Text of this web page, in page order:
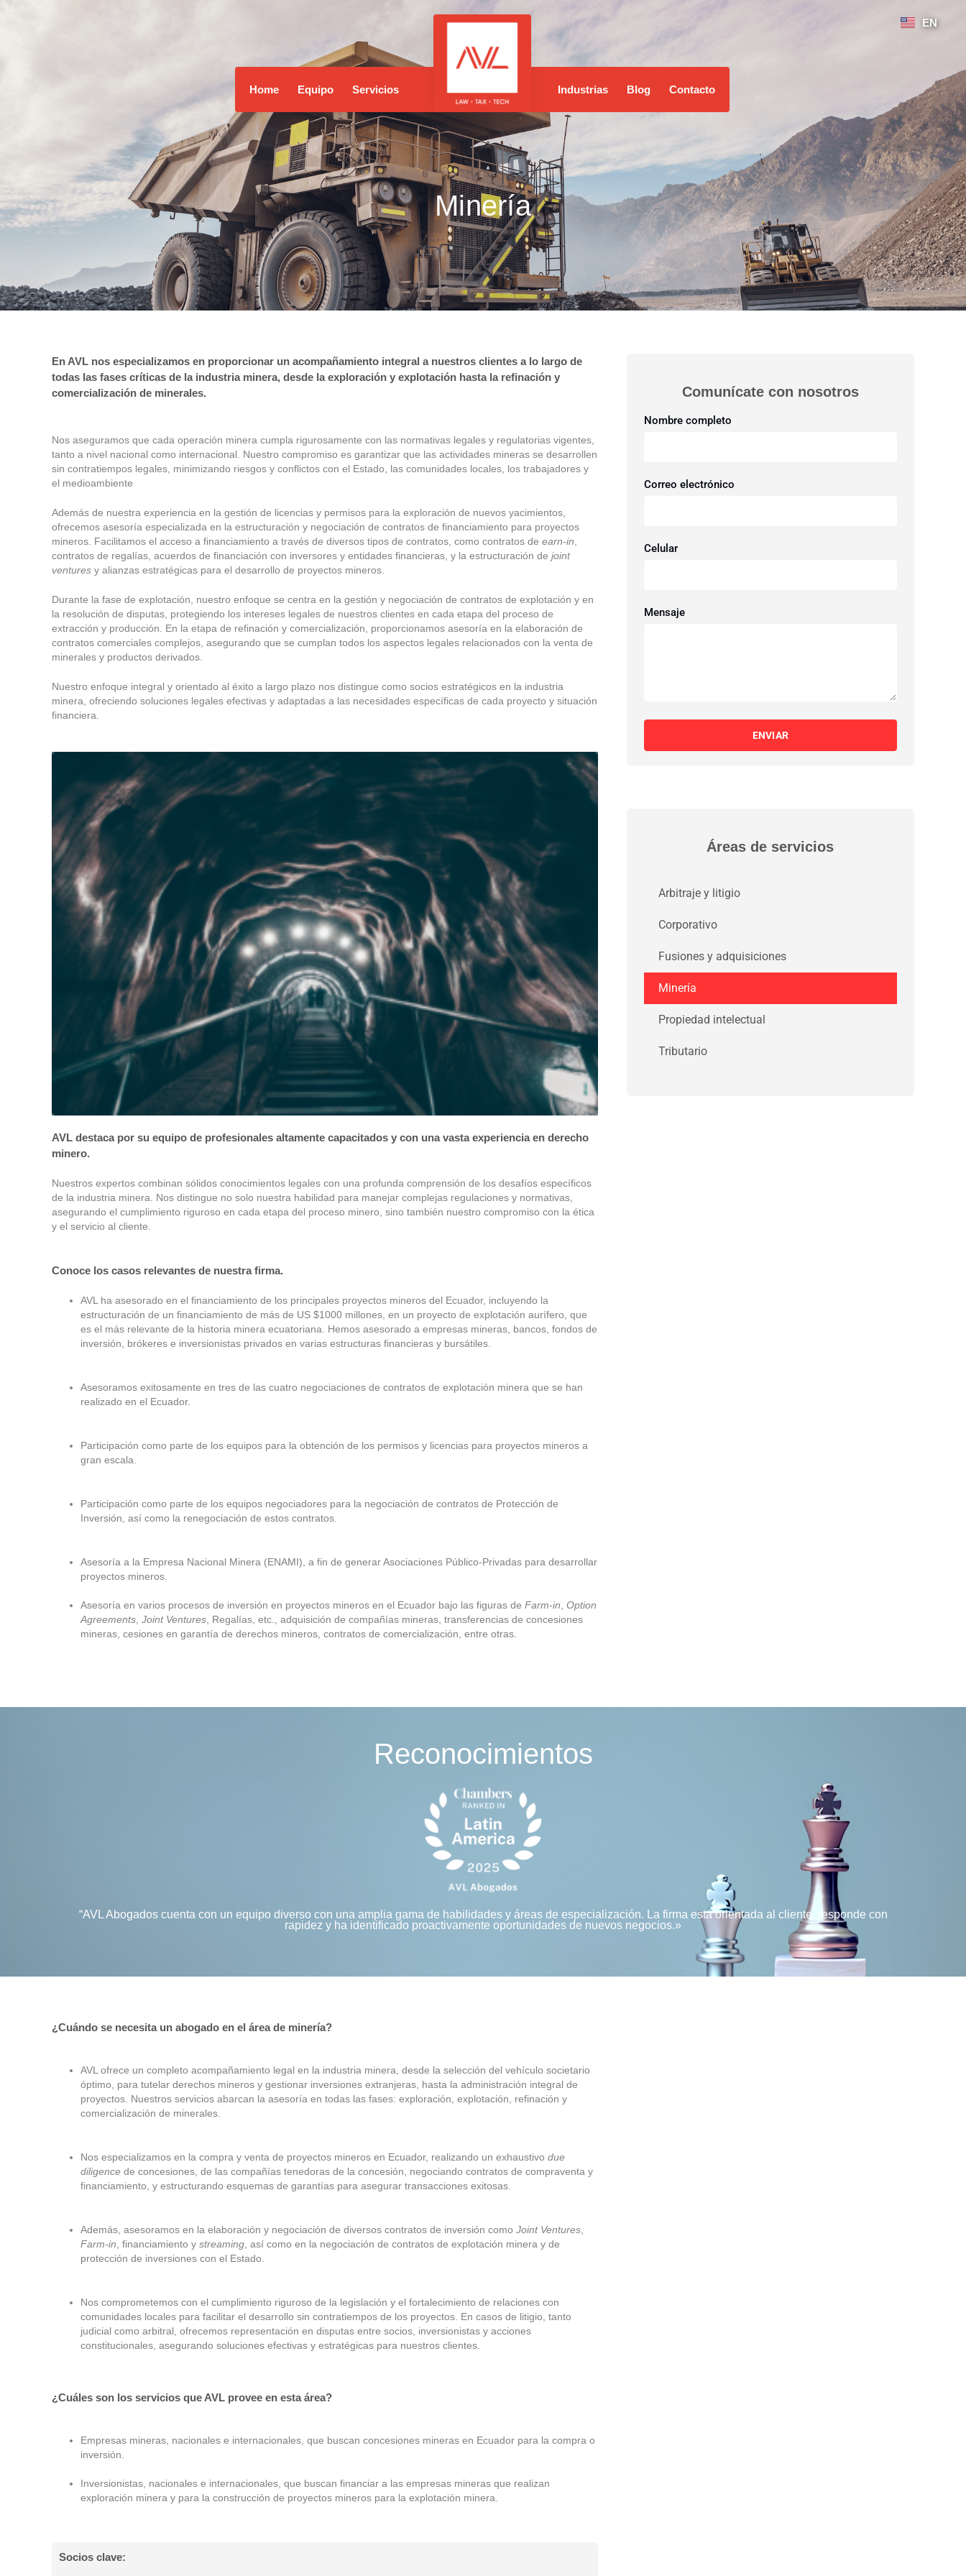
EN
Home Equipo Servicios Industrias Blog Contacto
Minería
En AVL nos especializamos en proporcionar un acompañamiento integral a nuestros clientes a lo largo de
todas las fases críticas de la industria minera, desde la exploración y explotación hasta la refinación y
comercialización de minerales.
Nos aseguramos que cada operación minera cumpla rigurosamente con las normativas legales y regulatorias vigentes,
tanto a nivel nacional como internacional. Nuestro compromiso es garantizar que las actividades mineras se desarrollen
sin contratiempos legales, minimizando riesgos y conflictos con el Estado, las comunidades locales, los trabajadores y
el medioambiente
Además de nuestra experiencia en la gestión de licencias y permisos para la exploración de nuevos yacimientos,
ofrecemos asesoría especializada en la estructuración y negociación de contratos de financiamiento para proyectos
mineros. Facilitamos el acceso a financiamiento a través de diversos tipos de contratos, como contratos de earn-in
contratos de regalías, acuerdos de financiación con inversores y entidades financieras, y la estructuración de joint
ventures y alianzas estratégicas para el desarrollo de proyectos mineros.
Durante la fase de explotación, nuestro enfoque se centra en la gestión y negociación de contratos de explotación y en
la resolución de disputas, protegiendo los intereses legales de nuestros clientes en cada etapa del proceso de
extracción y producción. En la etapa de refinación y comercialización, proporcionamos asesoría en la elaboración de
contratos comerciales complejos, asegurando que se cumplan todos los aspectos legales relacionados con la venta de
minerales y productos derivados.
Nuestro enfoque integral y orientado al éxito a largo plazo nos distingue como socios estratégicos en la industria
minera, ofreciendo soluciones legales efectivas y adaptadas a las necesidades específicas de cada proyecto y situación
financiera.
AVL destaca por su equipo de profesionales altamente capacitados y con una vasta experiencia en derecho
minero.
Nuestros expertos combinan sólidos conocimientos legales con una profunda comprensión de los desafíos específicos
de la industria minera. Nos distingue no solo nuestra habilidad para manejar complejas regulaciones y normativas,
asegurando el cumplimiento riguroso en cada etapa del proceso minero, sino también nuestro compromiso con la ética
y el servicio al cliente.
Conoce los casos relevantes de nuestra firma.
AVL ha asesorado en el financiamiento de los principales proyectos mineros del Ecuador, incluyendo la
estructuración de un financiamiento de más de US $1000 millones, en un proyecto de explotación aurífero, que
es el más relevante de la historia minera ecuatoriana. Hemos asesorado a empresas mineras, bancos, fondos de
inversión, brókeres e inversionistas privados en varias estructuras financieras y bursátiles.
Asesoramos exitosamente en tres de las cuatro negociaciones de contratos de explotación minera que se han
realizado en el Ecuador.
Participación como parte de los equipos para la obtención de los permisos y licencias para proyectos mineros a
gran escala.
Participación como parte de los equipos negociadores para la negociación de contratos de Protección de
Inversión, así como la renegociación de estos contratos.
Asesoría a la Empresa Nacional Minera (ENAMI), a fin de generar Asociaciones Público-Privadas para desarrollar
proyectos mineros.
Asesoría en varios procesos de inversión en proyectos mineros en el Ecuador bajo las figuras de Farm-in, Option
Agreements, Joint Ventures, Regalías, etc., adquisición de compañías mineras, transferencias de concesiones
mineras, cesiones en garantía de derechos mineros, contratos de comercialización, entre otras.
Comunícate con nosotros​
Nombre completo
Correo electrónico
Celular
Mensaje
ENVIAR
Áreas de servicios
Arbitraje y litigio
Corporativo
Fusiones y adquisiciones
Minería
Propiedad intelectual
Tributario
Reconocimientos
“AVL Abogados cuenta con un equipo diverso con una amplia gama de habilidades y áreas de especialización. La firma está orientada al cliente, responde con
rapidez y ha identificado proactivamente oportunidades de nuevos negocios.»
¿Cuándo se necesita un abogado en el área de minería?
AVL ofrece un completo acompañamiento legal en la industria minera, desde la selección del vehículo societario
óptimo, para tutelar derechos mineros y gestionar inversiones extranjeras, hasta la administración integral de
proyectos. Nuestros servicios abarcan la asesoría en todas las fases: exploración, explotación, refinación y
comercialización de minerales.
Nos especializamos en la compra y venta de proyectos mineros en Ecuador, realizando un exhaustivo due
diligence de concesiones, de las compañías tenedoras de la concesión, negociando contratos de compraventa y
financiamiento, y estructurando esquemas de garantías para asegurar transacciones exitosas.
Además, asesoramos en la elaboración y negociación de diversos contratos de inversión como Joint Ventures
Farm-in , financiamiento y streaming , así como en la negociación de contratos de explotación minera y de
protección de inversiones con el Estado.
Nos comprometemos con el cumplimiento riguroso de la legislación y el fortalecimiento de relaciones con
comunidades locales para facilitar el desarrollo sin contratiempos de los proyectos. En casos de litigio, tanto
judicial como arbitral, ofrecemos representación en disputas entre socios, inversionistas y acciones
constitucionales, asegurando soluciones efectivas y estratégicas para nuestros clientes.
¿Cuáles son los servicios que AVL provee en esta área?
Empresas mineras, nacionales e internacionales, que buscan concesiones mineras en Ecuador para la compra o
inversión.
Inversionistas, nacionales e internacionales, que buscan financiar a las empresas mineras que realizan
exploración minera y para la construcción de proyectos mineros para la explotación minera.
Socios clave: